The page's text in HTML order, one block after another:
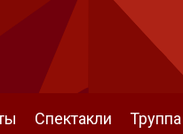
Спектакли Труппа